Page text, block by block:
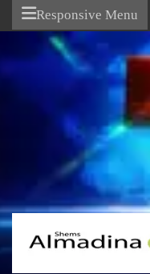
Responsive Menu